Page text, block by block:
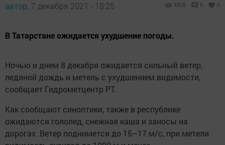
автор, 7 декабря 2021 - 18:25 3526 0 0
В Татарстане ожидается ухудшение погоды.
Ночью и днем 8 декабря ожидается сильный ветер,
ледяной дождь и метель с ухудшением видимости,
сообщает Гидрометцентр РТ.
Как сообщают синоптики, также в республике
ожидаются гололед, снежная каша и заносы на
дорогах. Ветер поднимется до 15–17 м/с, при метели